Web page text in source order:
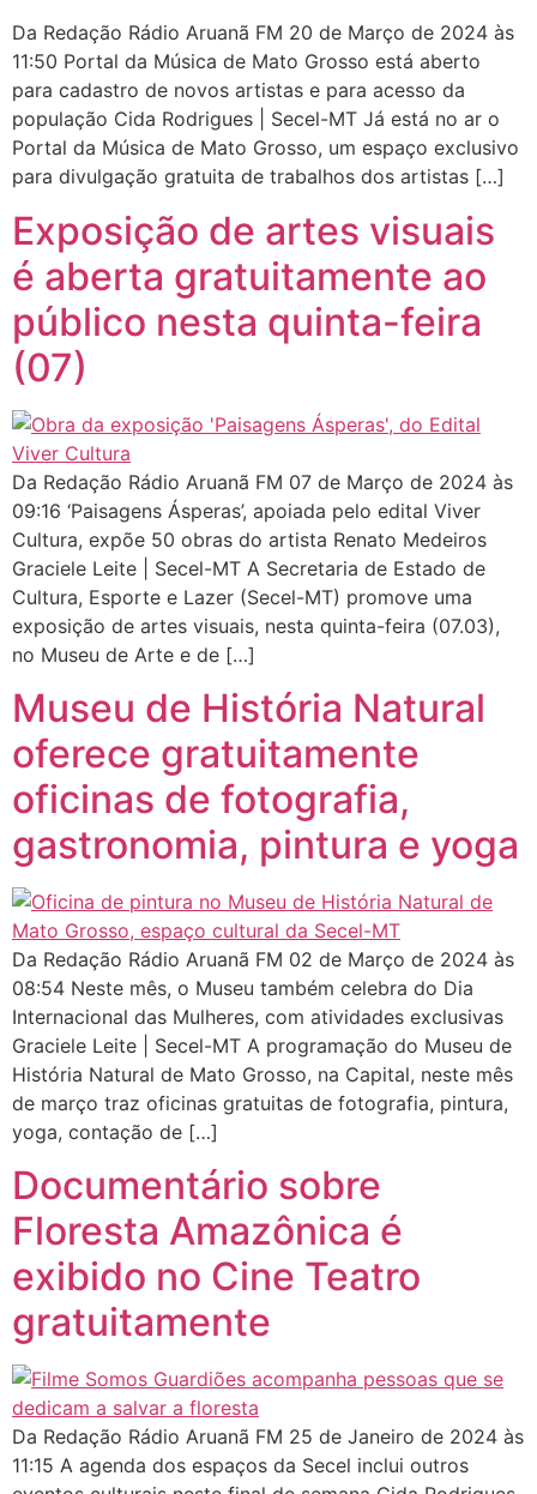
Da Redação Rádio Aruanã FM 20 de Março de 2024 às
11:50 Portal da Música de Mato Grosso está aberto
para cadastro de novos artistas e para acesso da
população Cida Rodrigues | Secel-MT Já está no ar o
Portal da Música de Mato Grosso, um espaço exclusivo
para divulgação gratuita de trabalhos dos artistas […]
Exposição de artes visuais
é aberta gratuitamente ao
público nesta quinta-feira
(07)
Da Redação Rádio Aruanã FM 07 de Março de 2024 às
09:16 ‘Paisagens Ásperas’, apoiada pelo edital Viver
Cultura, expõe 50 obras do artista Renato Medeiros
Graciele Leite | Secel-MT A Secretaria de Estado de
Cultura, Esporte e Lazer (Secel-MT) promove uma
exposição de artes visuais, nesta quinta-feira (07.03),
no Museu de Arte e de […]
Museu de História Natural
oferece gratuitamente
oficinas de fotografia,
gastronomia, pintura e yoga
Da Redação Rádio Aruanã FM 02 de Março de 2024 às
08:54 Neste mês, o Museu também celebra do Dia
Internacional das Mulheres, com atividades exclusivas
Graciele Leite | Secel-MT A programação do Museu de
História Natural de Mato Grosso, na Capital, neste mês
de março traz oficinas gratuitas de fotografia, pintura,
yoga, contação de […]
Documentário sobre
Floresta Amazônica é
exibido no Cine Teatro
gratuitamente
Da Redação Rádio Aruanã FM 25 de Janeiro de 2024 às
11:15 A agenda dos espaços da Secel inclui outros